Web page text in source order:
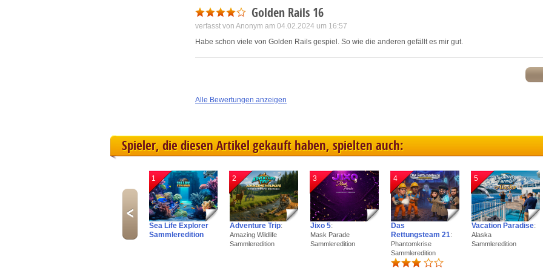
Golden Rails 16
verfasst von Anonym am 04.02.2024 um 16:57
Habe schon viele von Golden Rails gespiel. So wie die anderen gefällt es mir gut.
Alle Bewertungen anzeigen
Spieler, die diesen Artikel gekauft haben, spielten auch:
1
Sea Life Explorer
Sammleredition
2
Adventure Trip:
Amazing Wildlife
Sammleredition
3
Jixo 5:
Mask Parade
Sammleredition
4
Das
Rettungsteam 21:
Phantomkrise
Sammleredition
5
Vacation Paradise:
Alaska
Sammleredition